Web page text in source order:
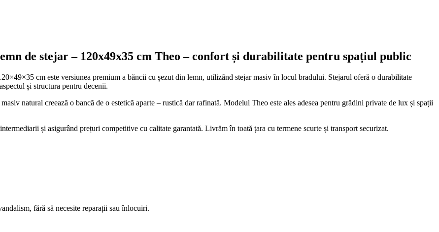
de stejar – 120x49x35 cm Theo – confort și durabilitate pentru spațiul public
cm este versiunea premium a băncii cu șezut din lemn, utilizând stejar masiv în locul bradului. Stejarul oferă o durabilitate
și structura pentru decenii.
natural creează o bancă de o estetică aparte – rustică dar rafinată. Modelul Theo este ales adesea pentru grădini private de lux și spații
și asigurând prețuri competitive cu calitate garantată. Livrăm în toată țara cu termene scurte și transport securizat.
fără să necesite reparații sau înlocuiri.